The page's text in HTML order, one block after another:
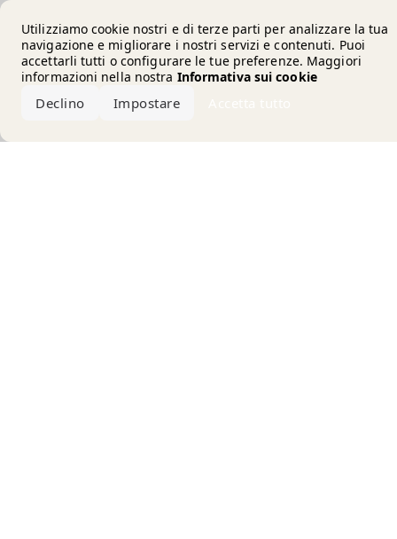
Utilizziamo cookie nostri e di terze parti per analizzare la tua
navigazione e migliorare i nostri servizi e contenuti. Puoi
accettarli tutti o configurare le tue preferenze. Maggiori
informazioni nella nostra Informativa sui cookie
Declino Impostare
Error loading the brand